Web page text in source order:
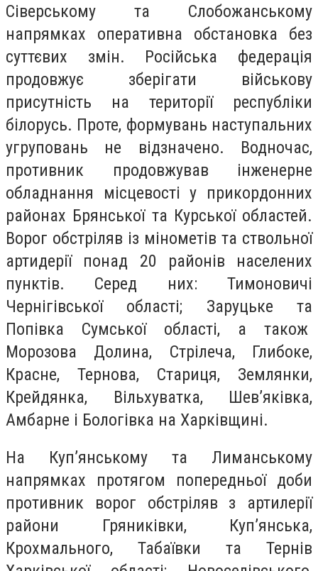
Сіверському та Слобожанському
напрямках оперативна обстановка без
суттєвих змін. Російська федерація
продовжує зберігати військову
присутність на території республіки
білорусь. Проте, формувань наступальних
угруповань не відзначено. Водночас,
противник продовжував інженерне
обладнання місцевості у прикордонних
районах Брянської та Курської областей.
Ворог обстріляв із мінометів та ствольної
артидерії понад 20 районів населених
пунктів. Серед них: Тимоновичі
Чернігівської області; Заруцьке та
Попівка Сумської області, а також
Морозова Долина, Стрілеча, Глибоке,
Красне, Тернова, Стариця, Землянки,
Крейдянка, Вільхуватка, Шев’яківка,
Амбарне і Бологівка на Харківщині.
На Куп’янському та Лиманському
напрямках протягом попередньої доби
противник ворог обстріляв з артилерії
райони Гряниківки, Куп’янська,
Крохмального, Табаївки та Тернів